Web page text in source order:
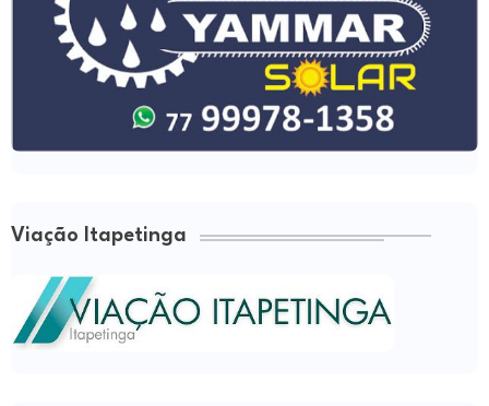
Viação Itapetinga